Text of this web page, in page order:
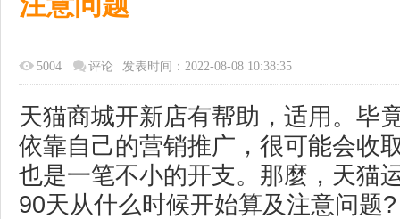
5004 评论 发表时间：2022-08-08 10:38:35
天猫商城开新店有帮助，适用。毕
依靠自己的营销推广，很可能会收
也是一笔不小的开支。那麼，天猫
90天从什么时候开始算及注意问题?